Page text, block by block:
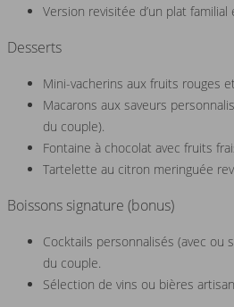
Version revisitée d’un plat
Desserts
Mini-vacherins aux fruits rouges
Macarons aux saveurs
du couple).
Fontaine à chocolat avec fruits
Tartelette au citron meringuée
Boissons signature (bonus)
Cocktails personnalisés (avec ou
du couple.
Sélection de vins ou bières